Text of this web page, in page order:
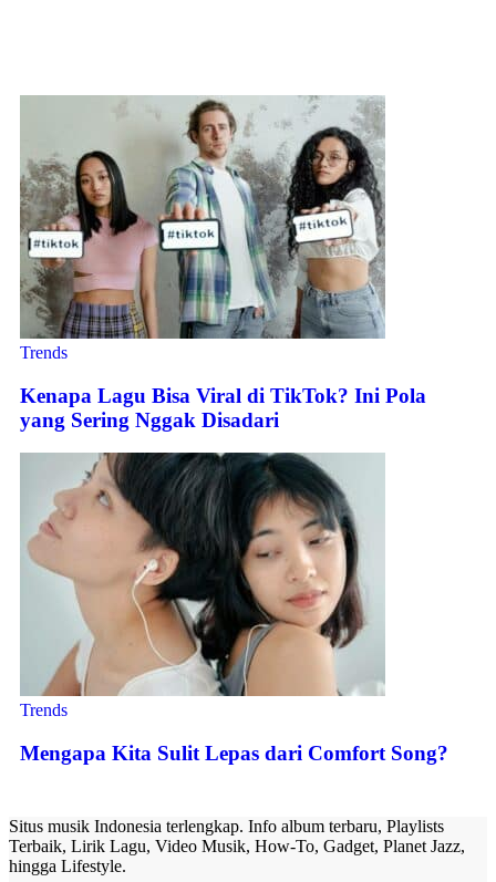
Trends
Kenapa Lagu Bisa Viral di TikTok? Ini Pola
yang Sering Nggak Disadari
Trends
Mengapa Kita Sulit Lepas dari Comfort Song?
Situs musik Indonesia terlengkap. Info album terbaru, Playlists
Terbaik, Lirik Lagu, Video Musik, How-To, Gadget, Planet Jazz,
hingga Lifestyle.